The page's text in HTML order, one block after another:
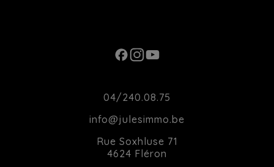
04/240.08.75
info@julesimmo.be
Rue Soxhluse 71
4624 Fléron